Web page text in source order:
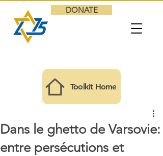
DONATE
Toolkit Home
Dans le ghetto de Varsovie:
entre persécutions et